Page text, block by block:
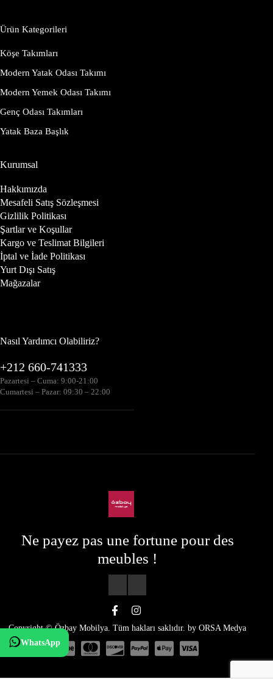
Ürün Kategorileri
Köşe Takımları
Modern Yatak Odası Takımı
Modern Yemek Odası Takımı
Genç Odası Takımları
Yatak Baza Başlık
Kurumsal
Hakkımızda
Mesafeli Satış Sözleşmesi
Gizlilik Politikası
Şartlar ve Koşullar
Kargo ve Teslimat Bilgileri
İptal ve İade Politikası
Yurt Dışı Satış
Mağazalar
Nasıl Yardımcı Olabiliriz?
+212 660-741333
Pazartesi – Cuma: 9:00-21:00
Cumartesi – Pazar: 09:30 – 22:00
Ne payez pas une fortune pour des
meubles !
Copyright © Özbay Mobilya. Tüm hakları saklıdır. by ORSA Medya
WhatsApp